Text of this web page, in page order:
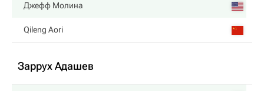
Джефф Молина
Qileng Aori
Заррух Адашев